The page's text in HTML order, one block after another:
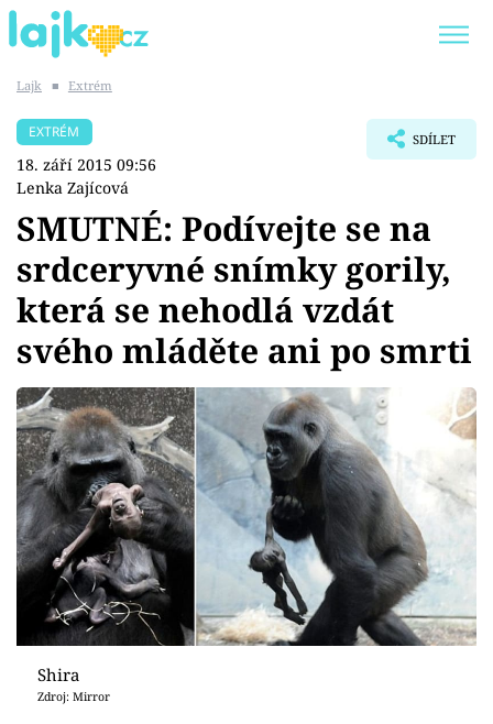
SHOPAHOLICADEL
Témata
Showbyznys
Youtubeři
Virály
Sex a vztahy
Videa
Sledujte prima+
Přihlášení
Lajk ■ Extrém
EXTRÉM
18. září 2015 09:56
Lenka Zajícová
SDÍLET
SMUTNÉ: Podívejte se na
srdceryvné snímky gorily,
která se nehodlá vzdát
svého mláděte ani po smrti
Shira
Zdroj: Mirror